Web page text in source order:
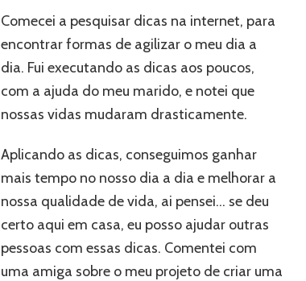
Comecei a pesquisar dicas na internet, para
encontrar formas de agilizar o meu dia a
dia. Fui executando as dicas aos poucos,
com a ajuda do meu marido, e notei que
nossas vidas mudaram drasticamente.
Aplicando as dicas, conseguimos ganhar
mais tempo no nosso dia a dia e melhorar a
nossa qualidade de vida, ai pensei… se deu
certo aqui em casa, eu posso ajudar outras
pessoas com essas dicas. Comentei com
uma amiga sobre o meu projeto de criar uma